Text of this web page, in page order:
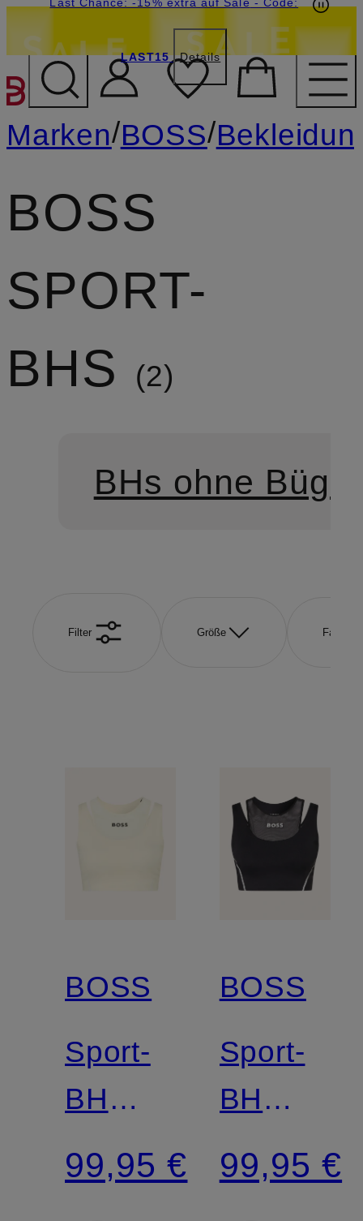
ZUM HAUPTINHALT
LAST15 Details
Marken/BOSS/
BOSS
SPORT-
BHS
2
BHs ohne Bügel
Filter Größe Farbe
BOSS
Sport-
BH
EKADEN
mit
99,95 €
BOSS
Sport-
BH
EKADEN
mit
99,95 €